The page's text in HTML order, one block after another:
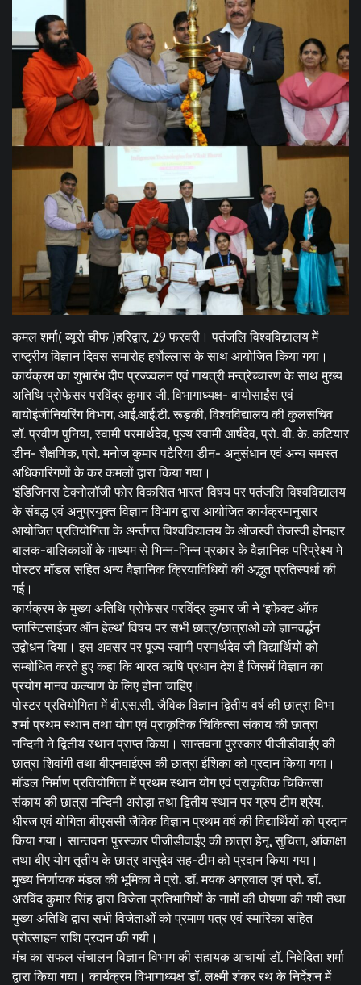
कमल शर्मा( ब्यूरो चीफ )हरिद्वार, 29 फरवरी। पतंजलि विश्वविद्यालय में
राष्ट्रीय विज्ञान दिवस समारोह हर्षाेल्लास के साथ आयोजित किया गया।
कार्यक्रम का शुभारंभ दीप प्रज्ज्वलन एवं गायत्री मन्त्रेच्चारण के साथ मुख्य
अतिथि प्रोफेसर परविंद्र कुमार जी, विभागाध्यक्ष- बायोसाईंस एवं
बायोइंजीनियरिंग विभाग, आई.आई.टी. रूड़की, विश्वविद्यालय की कुलसचिव
डॉ. प्रवीण पुनिया, स्वामी परमार्थदेव, पूज्य स्वामी आर्षदेव, प्रो. वी. के. कटियार
डीन- शैक्षणिक, प्रो. मनोज कुमार पटैरिया डीन- अनुसंधान एवं अन्य समस्त
अधिकारिगणों के कर कमलों द्वारा किया गया।
‘इंडिजिनस टेक्नोलॉजी फोर विकसित भारत’ विषय पर पतंजलि विश्वविद्यालय
के संबद्ध एवं अनुप्रयुक्त विज्ञान विभाग द्वारा आयोजित कार्यक्रमानुसार
आयोजित प्रतियोगिता के अर्न्तगत विश्वविद्यालय के ओजस्वी तेजस्वी होनहार
बालक-बालिकाओं के माध्यम से भिन्न-भिन्न प्रकार के वैज्ञानिक परिप्रेक्ष्य मे
पोस्टर मॉडल सहित अन्य वैज्ञानिक क्रियाविधियों की अद्भुत प्रतिस्पर्धा की
गई।
कार्यक्रम के मुख्य अतिथि प्रोफेसर परविंद्र कुमार जी ने ‘इफेक्ट ऑफ
प्लास्टिसाईजर ऑन हेल्थ’ विषय पर सभी छात्र/छात्राओं को ज्ञानवर्द्धन
उद्बोधन दिया। इस अवसर पर पूज्य स्वामी परमार्थदेव जी विद्यार्थियों को
सम्बोधित करते हुए कहा कि भारत ऋषि प्रधान देश है जिसमें विज्ञान का
प्रयोग मानव कल्याण के लिए होना चाहिए।
पोस्टर प्रतियोगिता में बी.एस.सी. जैविक विज्ञान द्वितीय वर्ष की छात्रा विभा
शर्मा प्रथम स्थान तथा योग एवं प्राकृतिक चिकित्सा संकाय की छात्रा
नन्दिनी ने द्वितीय स्थान प्राप्त किया। सान्तवना पुरस्कार पीजीडीवाईए की
छात्रा शिवांगी तथा बीएनवाईएस की छात्रा ईशिका को प्रदान किया गया।
मॉडल निर्माण प्रतियोगिता में प्रथम स्थान योग एवं प्राकृतिक चिकित्सा
संकाय की छात्रा नन्दिनी अरोड़ा तथा द्वितीय स्थान पर ग्रुप टीम श्रेय,
धीरज एवं योगिता बीएससी जैविक विज्ञान प्रथम वर्ष की विद्यार्थियों को प्रदान
किया गया। सान्तवना पुरस्कार पीजीडीवाईए की छात्रा हेनू, सुचिता, आंकाक्षा
तथा बीए योग तृतीय के छात्र वासुदेव सह-टीम को प्रदान किया गया।
मुख्य निर्णायक मंडल की भूमिका में प्रो. डॉ. मयंक अग्रवाल एवं प्रो. डॉ.
अरविंद कुमार सिंह द्वारा विजेता प्रतिभागियों के नामों की घोषणा की गयी तथा
मुख्य अतिथि द्वारा सभी विजेताओं को प्रमाण पत्र एवं स्मारिका सहित
प्रोत्साहन राशि प्रदान की गयी।
मंच का सफल संचालन विज्ञान विभाग की सहायक आचार्या डॉ. निवेदिता शर्मा
द्वारा किया गया। कार्यक्रम विभागाध्यक्ष डॉ. लक्ष्मी शंकर रथ के निर्देशन में